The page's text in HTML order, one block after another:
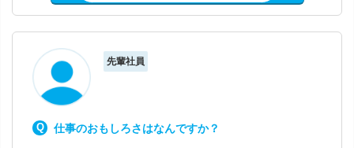
先輩社員
仕事のおもしろさはなんですか？